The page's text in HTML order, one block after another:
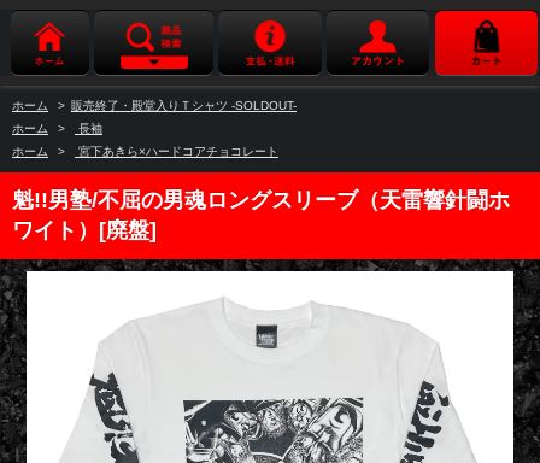
ホーム > 販売終了・殿堂入りＴシャツ -SOLDOUT-
ホーム
>
長袖
ホーム
> 宮下あきら×ハードコアチョコレート
魁!!男塾/不屈の男魂ロングスリーブ（天雷響針闘ホ
ワイト）[廃盤]